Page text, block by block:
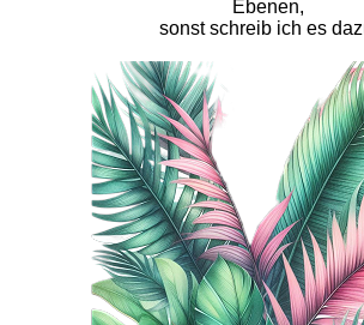
Ebenen,
sonst schreib ich es